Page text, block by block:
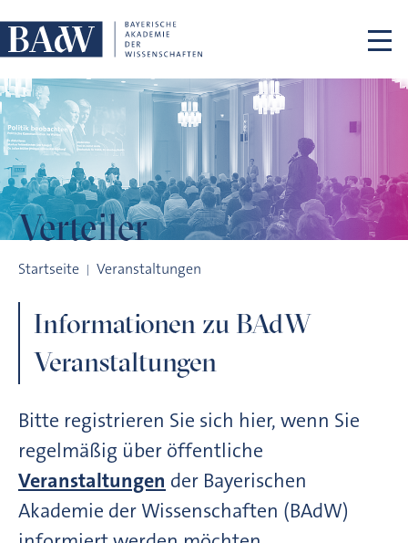
Verteiler
Startseite Veranstaltungen
Informationen zu BAdW
Veranstaltungen
Bitte registrieren Sie sich hier, wenn Sie
regelmäßig über öffentliche
Veranstaltungen der Bayerischen
Akademie der Wissenschaften (BAdW)